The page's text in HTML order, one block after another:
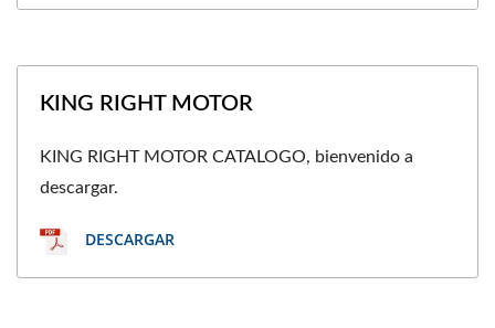
KING RIGHT MOTOR
KING RIGHT MOTOR CATALOGO, bienvenido a
descargar.
DESCARGAR